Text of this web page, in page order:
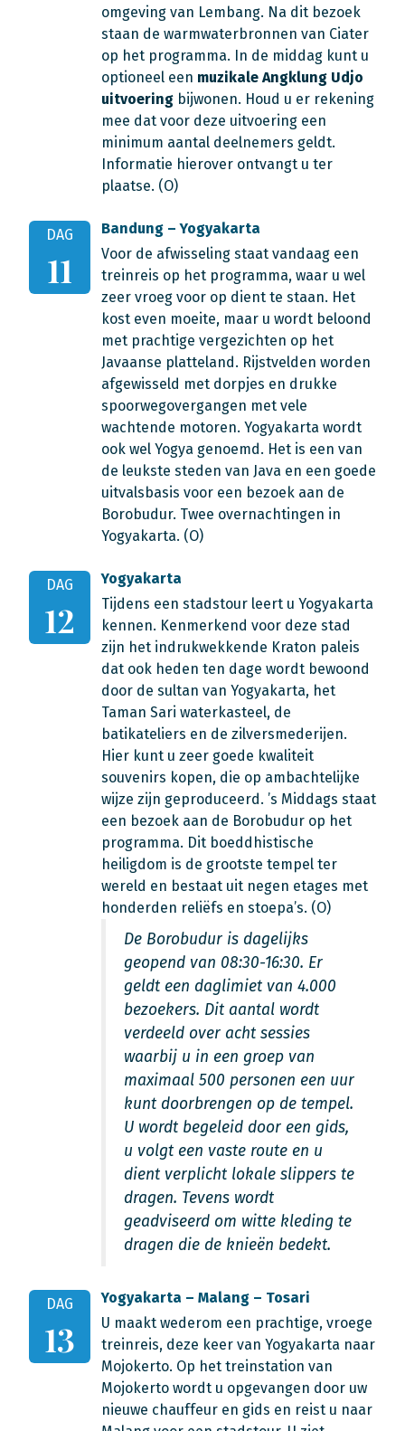
omgeving van Lembang. Na dit bezoek
staan de warmwaterbronnen van Ciater
op het programma. In de middag kunt u
optioneel een muzikale Angklung Udjo
uitvoering bijwonen. Houd u er rekening
mee dat voor deze uitvoering een
minimum aantal deelnemers geldt.
Informatie hierover ontvangt u ter
plaatse. (O)
DAG
11
Bandung – Yogyakarta
Voor de afwisseling staat vandaag een
treinreis op het programma, waar u wel
zeer vroeg voor op dient te staan. Het
kost even moeite, maar u wordt beloond
met prachtige vergezichten op het
Javaanse platteland. Rijstvelden worden
afgewisseld met dorpjes en drukke
spoorwegovergangen met vele
wachtende motoren. Yogyakarta wordt
ook wel Yogya genoemd. Het is een van
de leukste steden van Java en een goede
uitvalsbasis voor een bezoek aan de
Borobudur. Twee overnachtingen in
Yogyakarta. (O)
DAG
12
Yogyakarta
Tijdens een stadstour leert u Yogyakarta
kennen. Kenmerkend voor deze stad
zijn het indrukwekkende Kraton paleis
dat ook heden ten dage wordt bewoond
door de sultan van Yogyakarta, het
Taman Sari waterkasteel, de
batikateliers en de zilversmederijen.
Hier kunt u zeer goede kwaliteit
souvenirs kopen, die op ambachtelijke
wijze zijn geproduceerd. ’s Middags staat
een bezoek aan de Borobudur op het
programma. Dit boeddhistische
heiligdom is de grootste tempel ter
wereld en bestaat uit negen etages met
honderden reliëfs en stoepa’s. (O)
De Borobudur is dagelijks
geopend van 08:30-16:30. Er
geldt een daglimiet van 4.000
bezoekers. Dit aantal wordt
verdeeld over acht sessies
waarbij u in een groep van
maximaal 500 personen een uur
kunt doorbrengen op de tempel.
U wordt begeleid door een gids,
u volgt een vaste route en u
dient verplicht lokale slippers te
dragen. Tevens wordt
geadviseerd om witte kleding te
dragen die de knieën bedekt.
DAG
13
Yogyakarta – Malang – Tosari
U maakt wederom een prachtige, vroege
treinreis, deze keer van Yogyakarta naar
Mojokerto. Op het treinstation van
Mojokerto wordt u opgevangen door uw
nieuwe chauffeur en gids en reist u naar